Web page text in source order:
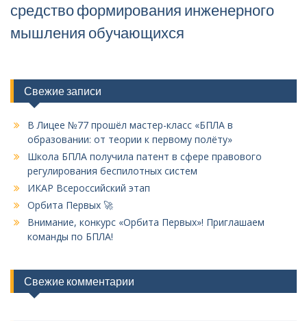
средство формирования инженерного
мышления обучающихся
Свежие записи
В Лицее №77 прошёл мастер-класс «БПЛА в
образовании: от теории к первому полёту»
Школа БПЛА получила патент в сфере правового
регулирования беспилотных систем
ИКАР Всероссийский этап
Орбита Первых 🚀
Внимание, конкурс «Орбита Первых»! Приглашаем
команды по БПЛА!
Свежие комментарии